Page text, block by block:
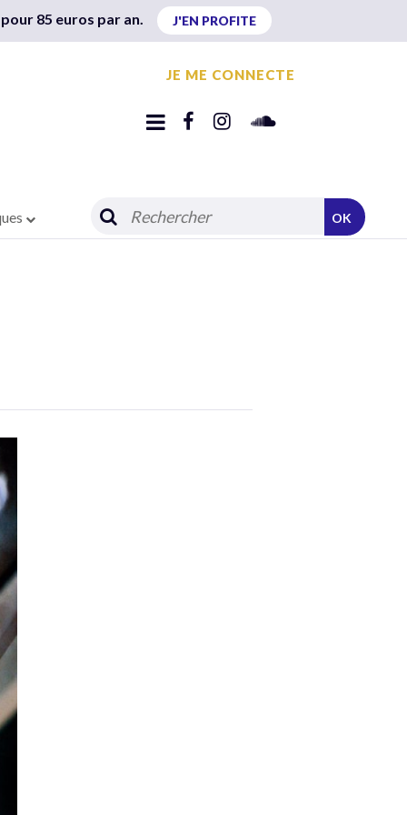
85 euros par an. J'EN PROFITE
JE ME CONNECTE
OK